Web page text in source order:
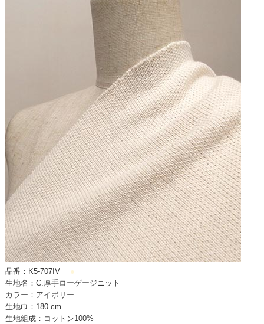
品番：K5-707IV●
生地名：C.厚手ローゲージニット
カラー：アイボリー
生地巾：180 cm
生地組成：コットン100%